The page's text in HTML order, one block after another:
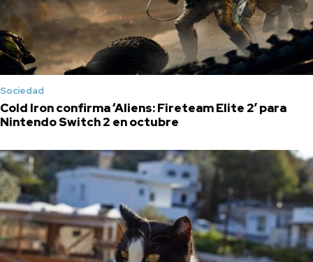
Sociedad
Cold Iron confirma ‘Aliens: Fireteam Elite 2′ para
Nintendo Switch 2 en octubre